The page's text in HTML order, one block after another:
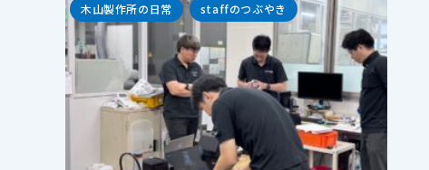
木山製作所の日常 staffのつぶやき